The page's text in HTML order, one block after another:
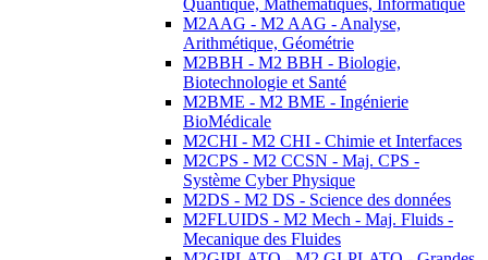
Quantique, Mathematiques, Informatique
M2AAG - M2 AAG - Analyse,
Arithmétique, Géométrie
M2BBH - M2 BBH - Biologie,
Biotechnologie et Santé
M2BME - M2 BME - Ingénierie
BioMédicale
M2CHI - M2 CHI - Chimie et Interfaces
M2CPS - M2 CCSN - Maj. CPS -
Système Cyber Physique
M2DS - M2 DS - Science des données
M2FLUIDS - M2 Mech - Maj. Fluids -
Mecanique des Fluides